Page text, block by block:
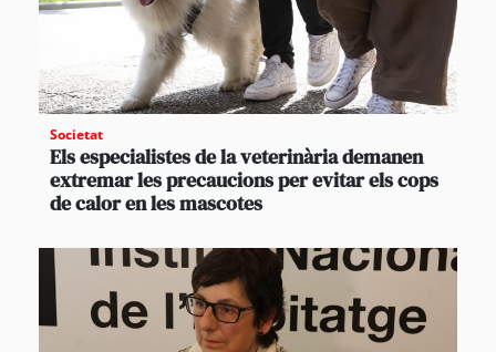
Societat
Els especialistes de la veterinària demanen
extremar les precaucions per evitar els cops
de calor en les mascotes